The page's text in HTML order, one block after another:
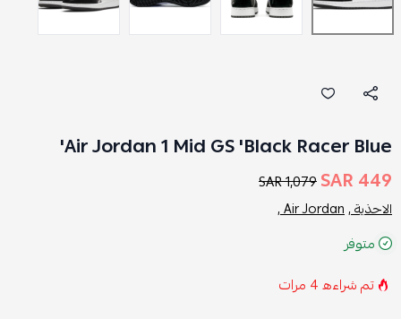
Air Jordan 1 Mid GS 'Black Racer Blue'
449 SAR
1,079 SAR
الاحذية ,Air Jordan ,
متوفر
تم شراءه4 مرات